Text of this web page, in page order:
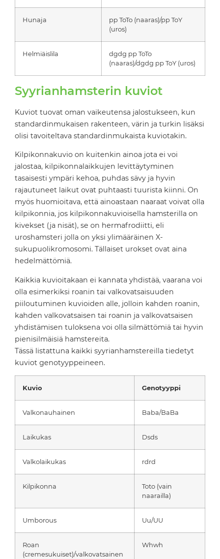
Hunaja
pp ToTo (naaras)/pp ToY
(uros)
Helmiäislila
dgdg pp ToTo
(naaras)/dgdg pp ToY (uros)
Syyrianhamsterin kuviot
Kuviot tuovat oman vaikeutensa jalostukseen, kun
standardinmukaisen rakenteen, värin ja turkin lisäksi
olisi tavoiteltava standardinmukaista kuviotakin.
Kilpikonnakuvio on kuitenkin ainoa jota ei voi
jalostaa, kilpikonnalaikkujen levittäytyminen
tasaisesti ympäri kehoa, puhdas sävy ja hyvin
rajautuneet laikut ovat puhtaasti tuurista kiinni. On
myös huomioitava, että ainoastaan naaraat voivat olla
kilpikonnia, jos kilpikonnakuvioisella hamsterilla on
kivekset (ja nisät), se on hermafrodiitti, eli
uroshamsteri jolla on yksi ylimääräinen X-
sukupuolikromosomi. Tällaiset urokset ovat aina
hedelmättömiä.
Kaikkia kuvioitakaan ei kannata yhdistää, vaarana voi
olla esimerkiksi roanin tai valkovatsaisuuden
piiloutuminen kuvioiden alle, jolloin kahden roanin,
kahden valkovatsaisen tai roanin ja valkovatsaisen
yhdistämisen tuloksena voi olla silmättömiä tai hyvin
pienisilmäisiä hamstereita.
Tässä listattuna kaikki syyrianhamstereilla tiedetyt
kuviot genotyyppeineen.
Kuvio Genotyyppi
Valkonauhainen Baba/BaBa
Laikukas Dsds
Valkolaikukas rdrd
Kilpikonna
Toto (vain
naarailla)
Umborous Uu/UU
Roan
(cremesukuiset)/valkovatsainen
Whwh